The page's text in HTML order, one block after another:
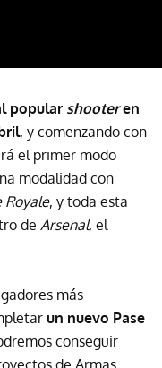
popular shooteren
, y comenzando con
el primer modo
modalidad con
Royale, y toda esta
de Arsenal, el
más
un nuevo Pase
conseguir
de Armas,